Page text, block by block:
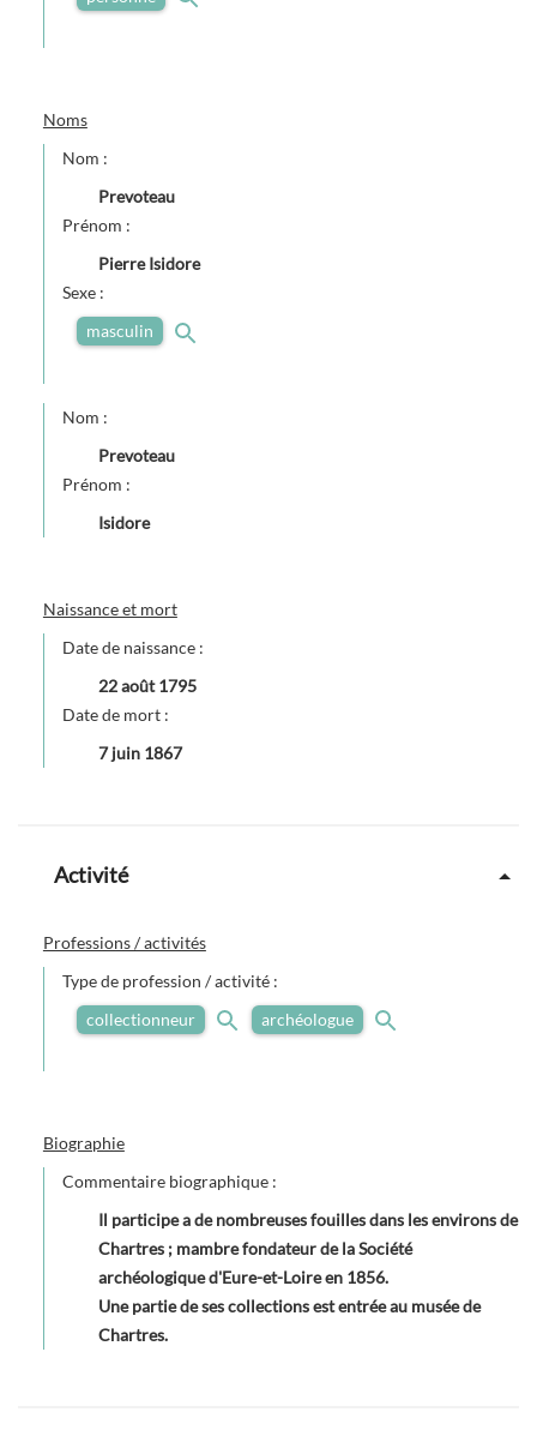
Noms
Nom :
Prevoteau
Prénom :
Pierre Isidore
Sexe :
masculin
Nom :
Prevoteau
Prénom :
Isidore
Naissance et mort
Date de naissance :
22 août 1795
Date de mort :
7 juin 1867
Activité
Professions / activités
Type de profession / activité :
collectionneur
archéologue
Biographie
Commentaire biographique :
Il participe a de nombreuses fouilles dans les environs de
Chartres ; mambre fondateur de la Société
archéologique d'Eure-et-Loire en 1856.
Une partie de ses collections est entrée au musée de
Chartres.